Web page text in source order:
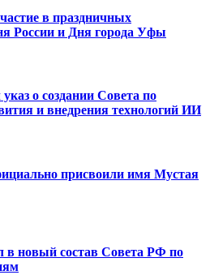
в праздничных
России и Дня города Уфы
о создании Совета по
и внедрения технологий ИИ
присвоили имя Мустая
в новый состав Совета РФ по